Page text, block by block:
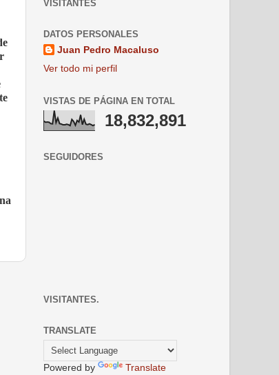
VISITANTES
DATOS PERSONALES
Juan Pedro Macaluso
Ver todo mi perfil
VISTAS DE PÁGINA EN TOTAL
18,832,891
SEGUIDORES
VISITANTES.
TRANSLATE
Powered by Translate